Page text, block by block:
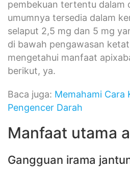
pembekuan tertentu dalam
umumnya tersedia dalam
selaput 2,5 mg dan 5 mg
di bawah pengawasan
mengetahui manfaat
berikut, ya.
Baca juga: Memahami Cara
Pengencer Darah
Manfaat utama
Gangguan irama